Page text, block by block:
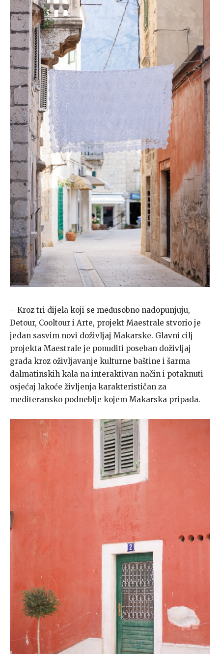
– Kroz tri dijela koji se međusobno nadopunjuju,
Detour, Cooltour i Arte, projekt Maestrale stvorio je
jedan sasvim novi doživljaj Makarske. Glavni cilj
projekta Maestrale je ponuditi poseban doživljaj
grada kroz oživljavanje kulturne baštine i šarma
dalmatinskih kala na interaktivan način i potaknuti
osjećaj lakoće življenja karakterističan za
mediteransko podneblje kojem Makarska pripada.